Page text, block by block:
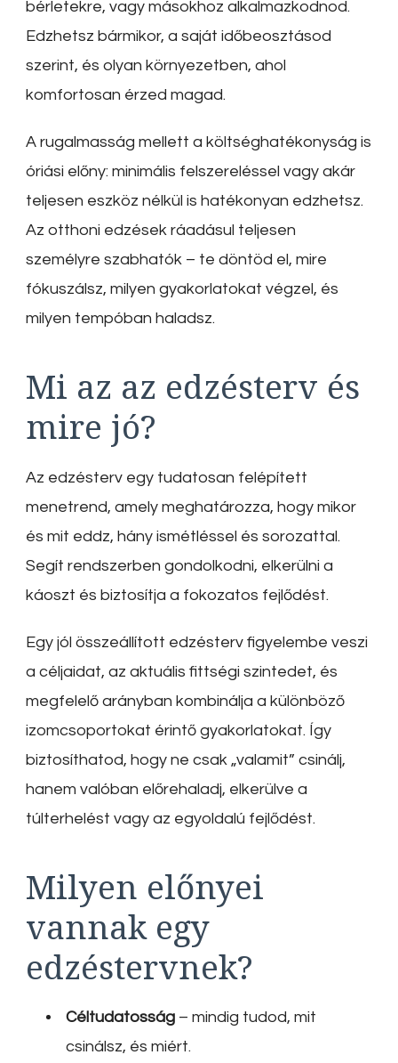
bérletekre, vagy másokhoz alkalmazkodnod.
Edzhetsz bármikor, a saját időbeosztásod
szerint, és olyan környezetben, ahol
komfortosan érzed magad.
A rugalmasság mellett a költséghatékonyság is
óriási előny: minimális felszereléssel vagy akár
teljesen eszköz nélkül is hatékonyan edzhetsz.
Az otthoni edzések ráadásul teljesen
személyre szabhatók – te döntöd el, mire
fókuszálsz, milyen gyakorlatokat végzel, és
milyen tempóban haladsz.
Mi az az edzésterv és
mire jó?
Az edzésterv egy tudatosan felépített
menetrend, amely meghatározza, hogy mikor
és mit eddz, hány ismétléssel és sorozattal.
Segít rendszerben gondolkodni, elkerülni a
káoszt és biztosítja a fokozatos fejlődést.
Egy jól összeállított edzésterv figyelembe veszi
a céljaidat, az aktuális fittségi szintedet, és
megfelelő arányban kombinálja a különböző
izomcsoportokat érintő gyakorlatokat. Így
biztosíthatod, hogy ne csak „valamit” csinálj,
hanem valóban előrehaladj, elkerülve a
túlterhelést vagy az egyoldalú fejlődést.
Milyen előnyei
vannak egy
edzéstervnek?
Céltudatosság – mindig tudod, mit
csinálsz, és miért.